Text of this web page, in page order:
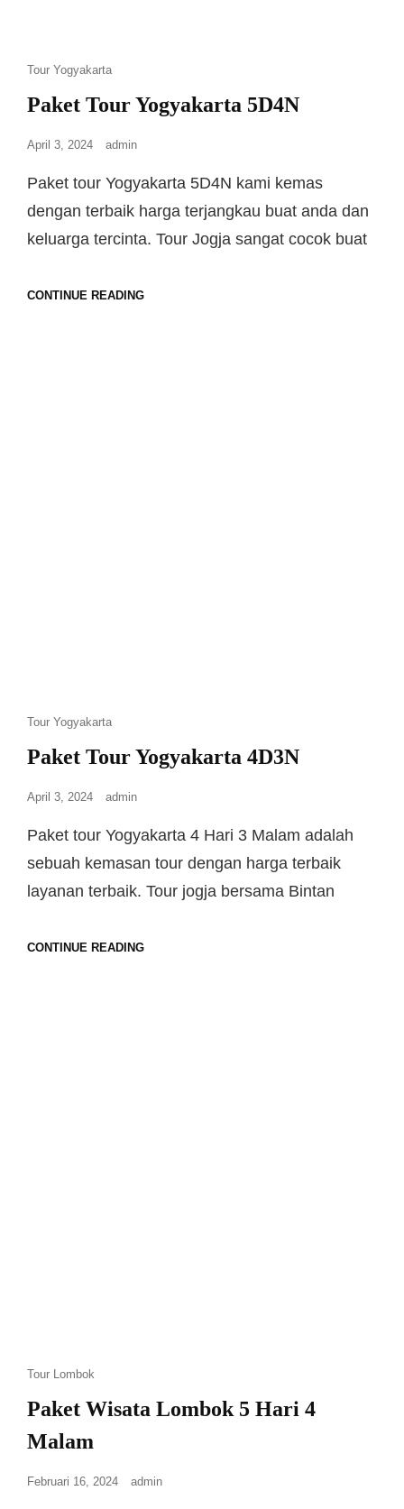
Tour Yogyakarta
Paket Tour Yogyakarta 5D4N
April 3, 2024 admin
Paket tour Yogyakarta 5D4N kami kemas
dengan terbaik harga terjangkau buat anda dan
keluarga tercinta. Tour Jogja sangat cocok buat
CONTINUE READING
Tour Yogyakarta
Paket Tour Yogyakarta 4D3N
April 3, 2024 admin
Paket tour Yogyakarta 4 Hari 3 Malam adalah
sebuah kemasan tour dengan harga terbaik
layanan terbaik. Tour jogja bersama Bintan
CONTINUE READING
Tour Lombok
Paket Wisata Lombok 5 Hari 4
Malam
Februari 16, 2024 admin